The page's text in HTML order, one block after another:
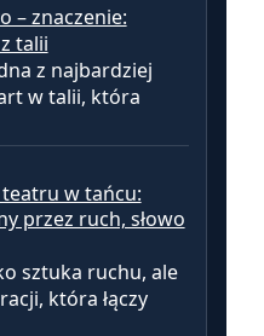
– znaczenie:
talii
z najbardziej
w talii, która
w tańcu:
przez ruch, słowo
sztuka ruchu, ale
która łączy